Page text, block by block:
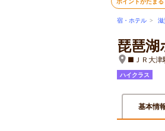
宿・ホテル > 滋
琵琶
■ＪＲ大津
ハイクラス
基本情